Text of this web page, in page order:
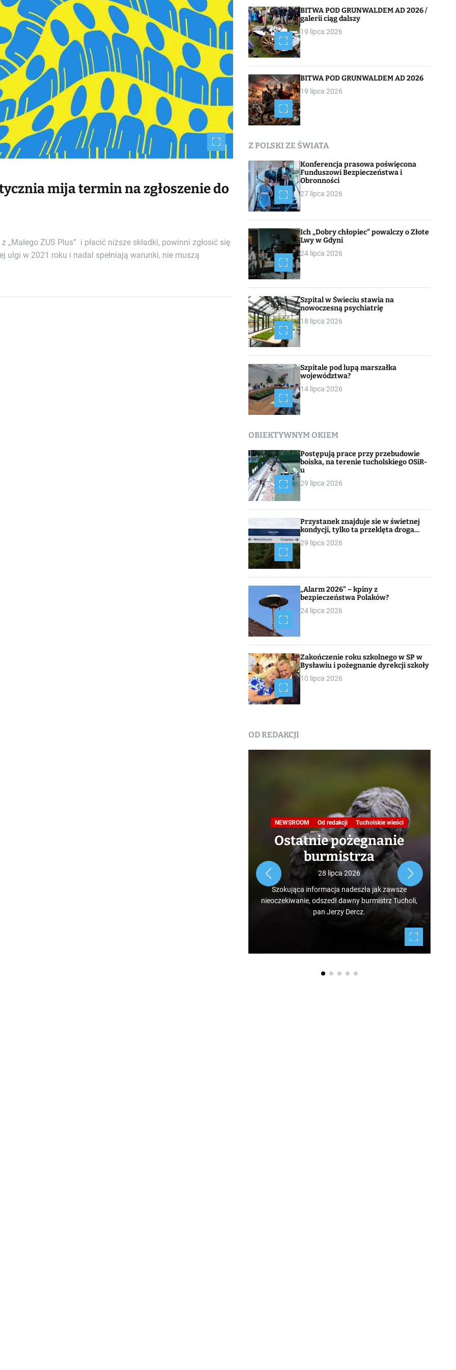
m
e
mija termin na zgłoszenie do
ZUS Plus” i płacić niższe składki, powinni zgłosić się
ulgi w 2021 roku i nadal spełniają warunki, nie muszą
BITWA POD GRUNWALDEM AD 2026 /
galerii ciąg dalszy
19 lipca 2026
BITWA POD GRUNWALDEM AD 2026
19 lipca 2026
Z POLSKI ZE ŚWIATA
Konferencja prasowa poświęcona
Funduszowi Bezpieczeństwa i
Obronności
27 lipca 2026
Ich „Dobry chłopiec” powalczy o Złote
Lwy w Gdyni
24 lipca 2026
Szpital w Świeciu stawia na
nowoczesną psychiatrię
18 lipca 2026
Szpitale pod lupą marszałka
województwa?
14 lipca 2026
OBIEKTYWNYM OKIEM
Postępują prace przy przebudowie
boiska, na terenie tucholskiego OSiR-
u
29 lipca 2026
Przystanek znajduje sie w świetnej
kondycji, tylko ta przeklęta droga…
29 lipca 2026
„Alarm 2026” – kpiny z
bezpieczeństwa Polaków?
24 lipca 2026
Zakończenie roku szkolnego w SP w
Bysławiu i pożegnanie dyrekcji szkoły
10 lipca 2026
OD REDAKCJI
NEWSROOM Od redakcji Tucholskie wieści
Ostatnie pożegnanie
burmistrza
28 lipca 2026
Szokująca informacja nadeszła jak zawsze
nieoczekiwanie, odszedł dawny burmistrz Tucholi,
pan Jerzy Dercz.